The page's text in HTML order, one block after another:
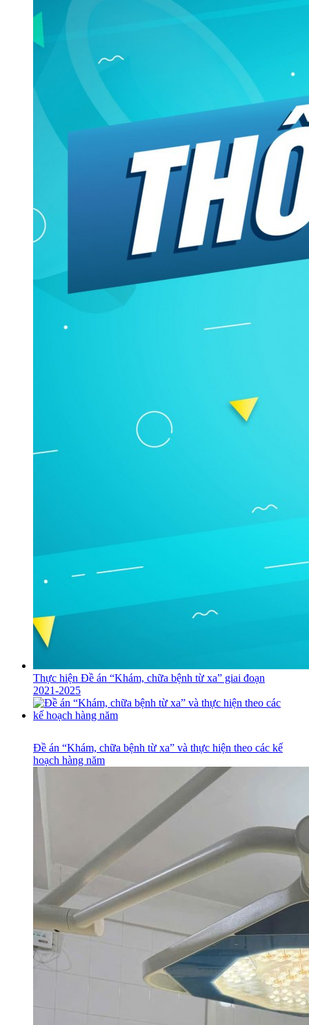
Thực hiện Đề án “Khám, chữa bệnh từ xa” giai đoạn
2021-2025
Đề án “Khám, chữa bệnh từ xa” và thực hiện theo các kế
hoạch hàng năm